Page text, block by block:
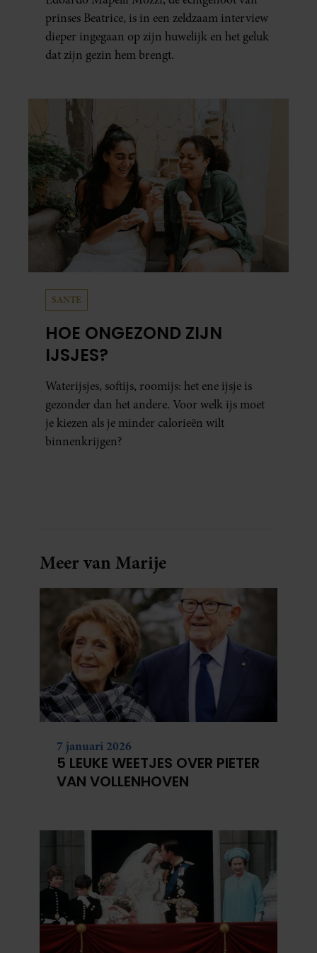
prinses Beatrice, is in een zeldzaam interview
dieper ingegaan op zijn huwelijk en het geluk
dat zijn gezin hem brengt.
SANTE
HOE ONGEZOND ZIJN
IJSJES?
Waterijsjes, softijs, roomijs: het ene ijsje is
gezonder dan het andere. Voor welk ijs moet
je kiezen als je minder calorieën wilt
binnenkrijgen?
Meer van Marije
7 januari 2026
5 LEUKE WEETJES OVER PIETER
VAN VOLLENHOVEN